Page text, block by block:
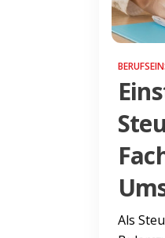
Als